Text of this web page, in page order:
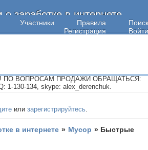
заработке в интернете
Участники Правила
Поиск
Регистрация
Войти
ПО ВОПРОСАМ ПРОДАЖИ ОБРАЩАТЬСЯ:
1-130-134, skype: alex_derenchuk.
илизарегистрируйтесь
в интернете » Мусор » Быстрые